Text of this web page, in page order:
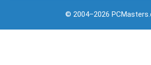
© 2004–2026